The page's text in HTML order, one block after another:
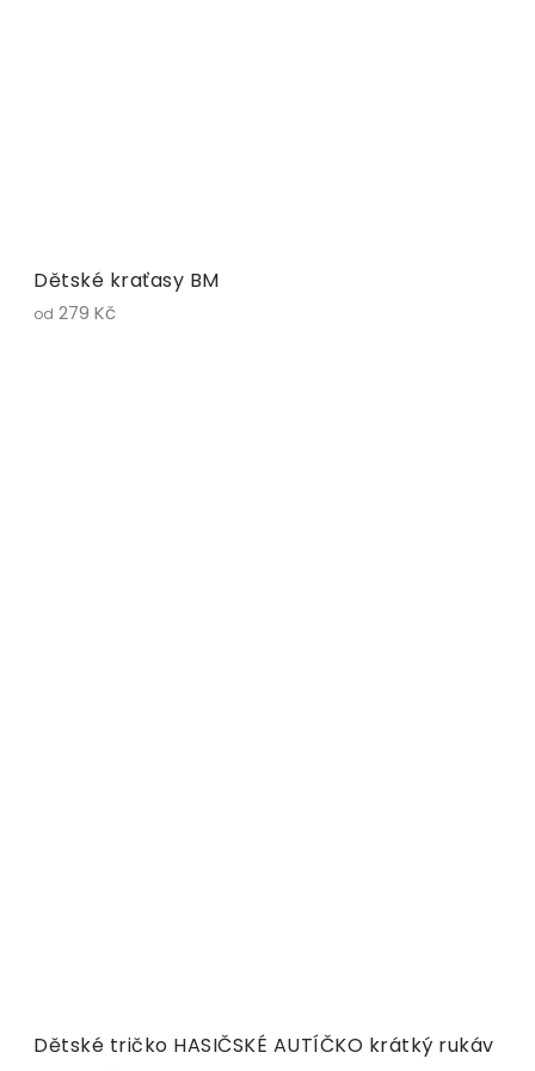
Dětské kraťasy BM
od 279 Kč
Dětské tričko HASIČSKÉ AUTÍČKO krátký rukáv